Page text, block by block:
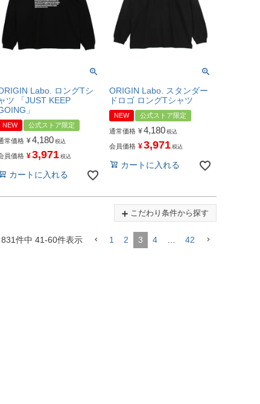
Labo. ロングTシ
ツ 「JUST KEEP
」
NEW 公式ストア限定
常価格 ¥4,180 税込
員価格 ¥3,971 税込
カートに入れる
ORIGIN Labo. スタンダー
ドロゴ ロングTシャツ
NEW 公式ストア限定
通常価格 ¥4,180 税込
会員価格 ¥3,971 税込
カートに入れる
こだわり条件から探す
831件中 41-60件表示 1 2 3 4 42